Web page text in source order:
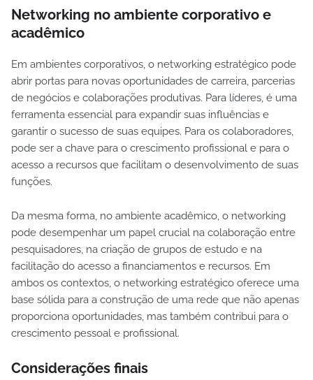
Networking no ambiente corporativo e
acadêmico
Em ambientes corporativos, o networking estratégico pode
abrir portas para novas oportunidades de carreira, parcerias
de negócios e colaborações produtivas. Para líderes, é uma
ferramenta essencial para expandir suas influências e
garantir o sucesso de suas equipes. Para os colaboradores,
pode ser a chave para o crescimento profissional e para o
acesso a recursos que facilitam o desenvolvimento de suas
funções.
Da mesma forma, no ambiente acadêmico, o networking
pode desempenhar um papel crucial na colaboração entre
pesquisadores, na criação de grupos de estudo e na
facilitação do acesso a financiamentos e recursos. Em
ambos os contextos, o networking estratégico oferece uma
base sólida para a construção de uma rede que não apenas
proporciona oportunidades, mas também contribui para o
crescimento pessoal e profissional.
Considerações finais